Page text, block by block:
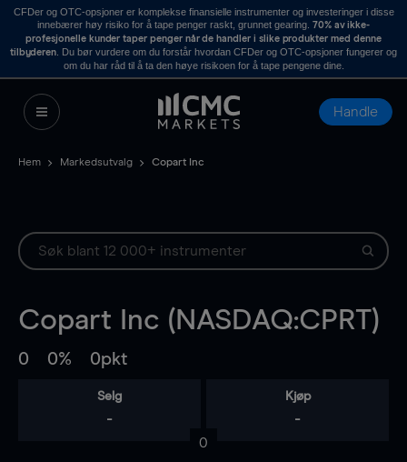
CFDer og OTC-opsjoner er komplekse finansielle instrumenter og investeringer i disse
innebærer høy risiko for å tape penger raskt, grunnet gearing. 70% av ikke-
profesjonelle kunder taper penger når de handler i slike produkter med denne
tilbyderen . Du bør vurdere om du forstår hvordan CFDer og OTC-opsjoner fungerer og
om du har råd til å ta den høye risikoen for å tape pengene dine.
Handle
Hem Markedsutvalg Copart Inc
Copart Inc (NASDAQ:CPRT)
0 0% 0pkt
Selg
-
Kjøp
-
0